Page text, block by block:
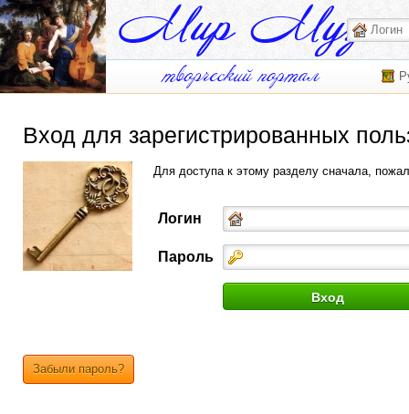
Вход для зарегистрированных
Для доступа к этому разделу сначала,
Логин
Пароль
Забыли пароль?